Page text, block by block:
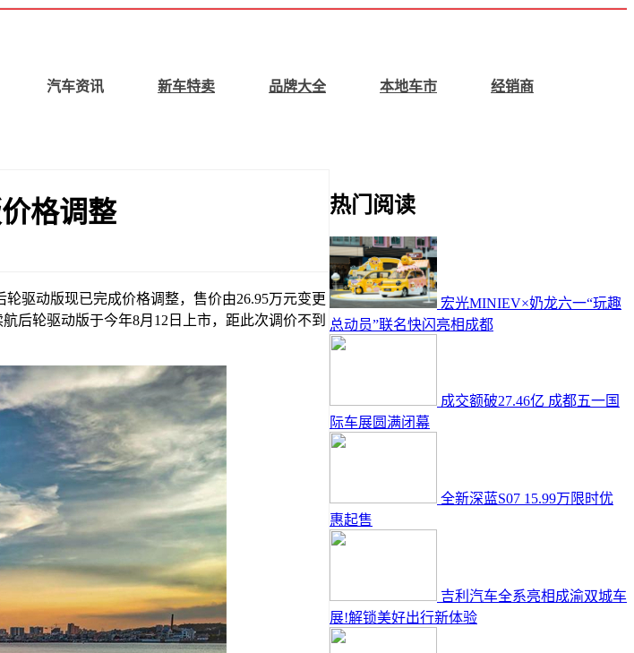
汽车资讯 新车特卖 品牌大全 本地车市 经销商
格调整
驱动版现已完成价格调整，售价由26.95万元变更
后轮驱动版于今年8月12日上市，距此次调价不到
热门阅读
宏光MINIEV×奶龙六一“玩趣
总动员”联名快闪亮相成都
成交额破27.46亿 成都五一国
际车展圆满闭幕
全新深蓝S07 15.99万限时优
惠起售
吉利汽车全系亮相成渝双城车
展!解锁美好出行新体验